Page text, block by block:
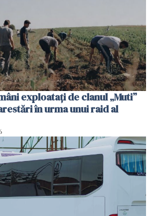
exploatați de clanul „Muti”
în urma unui raid al